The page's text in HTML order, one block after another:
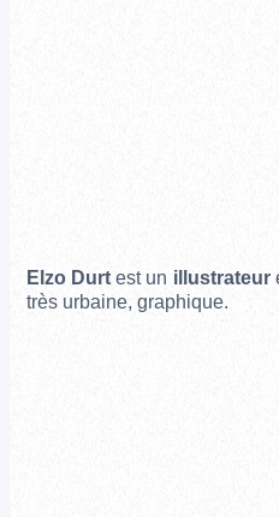
Elzo Durtest un illustrateur
très urbaine, graphique.